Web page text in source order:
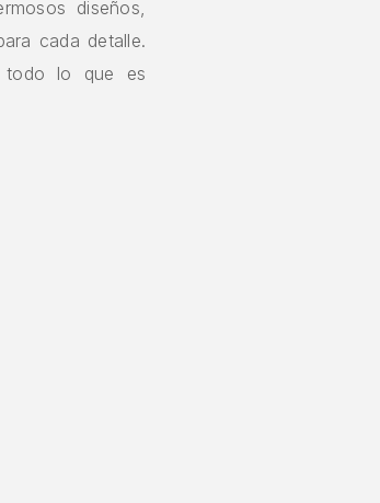
diseños,
cada detalle.
todo lo que es